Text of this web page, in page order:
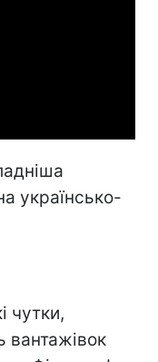
українсько-
чутки,
вантажівок